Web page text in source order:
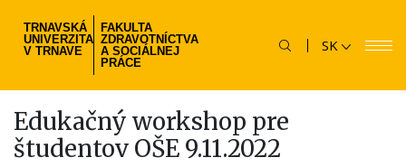
hlavný
TRNAVSKÁ
UNIVERZITA
V TRNAVE
FAKULTA
ZDRAVOTNÍCTVA
A SOCIÁLNEJ
PRÁCE
SK
Edukačný workshop pre
študentov OŠE 9.11.2022